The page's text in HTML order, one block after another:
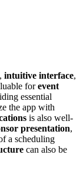
Erfassen von
Google-
Erfassen von
Matomo-Account
App kann nur
Passwortes
intuitive interface,
forevent
essential
the app with
is also well-
presentation,
a scheduling
can also be